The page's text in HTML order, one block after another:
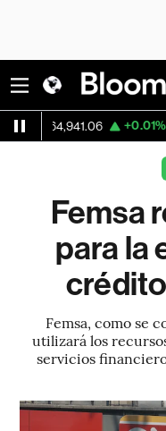
+0.01% ETH/
Femsa
para la
Femsa, como se
utilizará los
servicios